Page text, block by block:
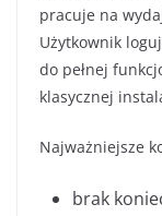
pracuje na
Użytkownik
do pełnej
klasycznej
Najważniejsze
brak